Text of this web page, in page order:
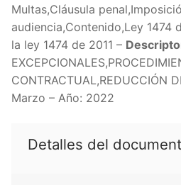
Multas,Cláusula
audiencia,Contenido,Ley 1474
la ley 1474 de 2011 –
CONTRACTUAL,REDUCCIÓN
Marzo – Año: 2022
Detalles del